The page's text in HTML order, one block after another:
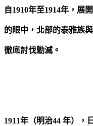
自1910年至1914年，展
的眼中，北部的泰雅族
徹底討伐勦滅。
1911年（明治44 年），